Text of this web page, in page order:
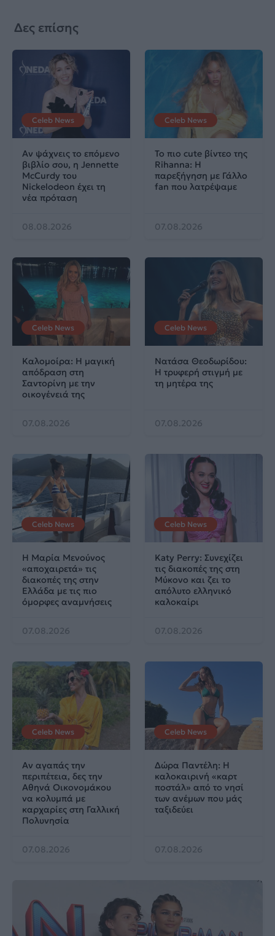
Δες επίσης
Celeb News
Αν ψάχνεις το επόμενο
βιβλίο σου, η Jennette
McCurdy του
Nickelodeon έχει τη
νέα πρόταση
08.08.2026
Celeb News
Το πιο cute βίντεο της
Rihanna: Η
παρεξήγηση με Γάλλο
fan που λατρέψαμε
07.08.2026
Celeb News
Καλομοίρα: Η μαγική
απόδραση στη
Σαντορίνη με την
οικογένειά της
07.08.2026
Celeb News
Νατάσα Θεοδωρίδου:
Η τρυφερή στιγμή με
τη μητέρα της
07.08.2026
Celeb News
Η Μαρία Μενούνος
«αποχαιρετά» τις
διακοπές της στην
Ελλάδα με τις πιο
όμορφες αναμνήσεις
07.08.2026
Celeb News
Katy Perry: Συνεχίζει
τις διακοπές της στη
Μύκονο και ζει το
απόλυτο ελληνικό
καλοκαίρι
07.08.2026
Celeb News
Αν αγαπάς την
περιπέτεια, δες την
Αθηνά Οικονομάκου
να κολυμπά με
καρχαρίες στη Γαλλική
Πολυνησία
07.08.2026
Celeb News
Δώρα Παντέλη: Η
καλοκαιρινή «καρτ
ποστάλ» από το νησί
των ανέμων που μάς
ταξιδεύει
07.08.2026